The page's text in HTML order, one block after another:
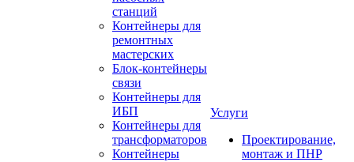
станций
Контейнеры для
ремонтных
мастерских
Блок-контейнеры
связи
Контейнеры для
ИБП
Контейнеры для
трансформаторов
Контейнеры
Услуги
Проектирование,
монтаж и ПНР